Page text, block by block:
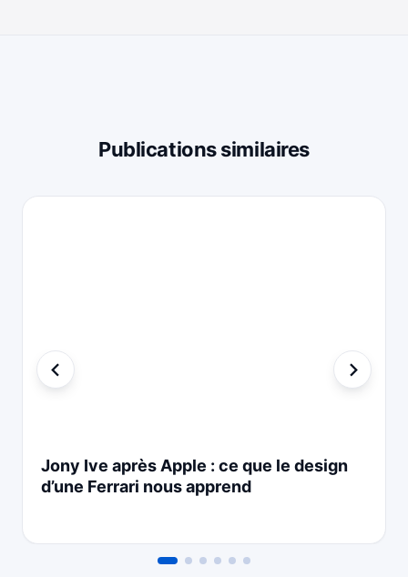
Publications similaires
Jony Ive après Apple : ce que le design
d’une Ferrari nous apprend